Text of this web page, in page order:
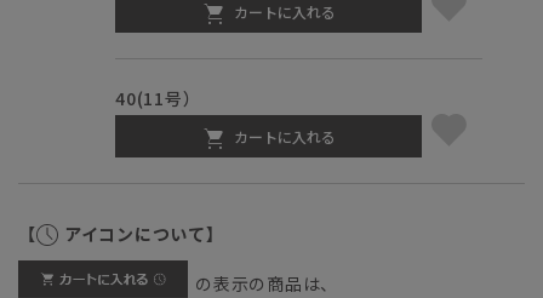
カートに入れる
40(11号）
カートに入れる
【 アイコンについて】
の表示の商品は、